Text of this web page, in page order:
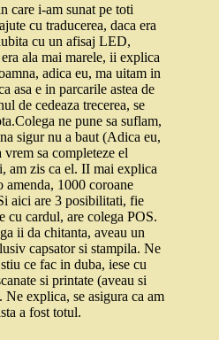
care i-am sunat pe toti
cu traducerea, daca era
cu un afisaj LED,
ala mai marele, ii explica
adica eu, ma uitam in
asa e in parcarile astea de
de cedeaza trecerea, se
ne pune sa suflam,
sigur nu a baut (Adica eu,
sa completeze el
am zis ca el. II mai explica
amenda, 1000 coroane
aici are 3 posibilitati, fie
cu cardul, are colega POS.
ii da chitanta, aveau un
capsator si stampila. Ne
ce fac in duba, iese cu
si printate (aveau si
explica, se asigura ca am
a fost totul.